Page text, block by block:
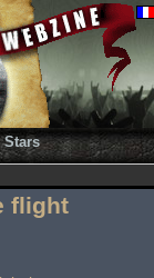
Stars
flight